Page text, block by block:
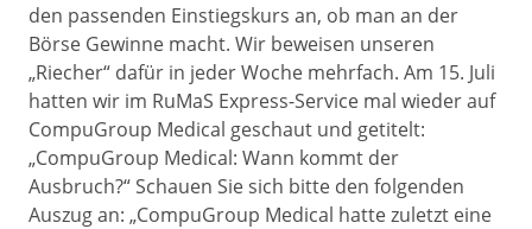
den passenden Einstiegskurs an, ob man an der
Börse Gewinne macht. Wir beweisen unseren
„Riecher“ dafür in jeder Woche mehrfach. Am 15. Juli
hatten wir im RuMaS Express-Service mal wieder auf
CompuGroup Medical geschaut und getitelt:
„CompuGroup Medical: Wann kommt der
Ausbruch?“ Schauen Sie sich bitte den folgenden
Auszug an: „CompuGroup Medical hatte zuletzt eine